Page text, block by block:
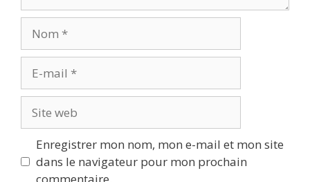
mail
web
Enregistrer mon nom, mon e-mail et mon site
dans le navigateur pour mon prochain
commentaire.